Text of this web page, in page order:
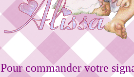
Pour commander votre